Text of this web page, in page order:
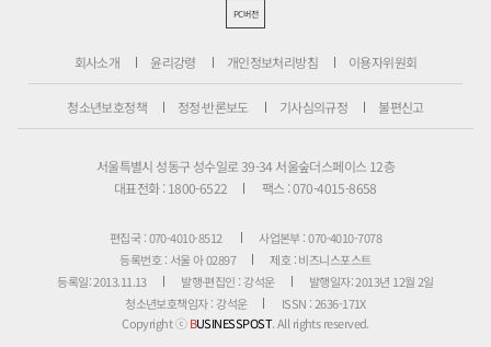
PC버전
회사소개 윤리강령 개인정보처리방침 이용자위원회
청소년보호정책 정정·반론보도 기사심의규정 불편신고
서울특별시 성동구 성수일로 39-34 서울숲더스페이스 12층
대표전화 : 1800-6522
팩스 : 070-4015-8658
편집국 : 070-4010-8512
사업본부 : 070-4010-7078
등록번호 : 서울 아 02897
제호 : 비즈니스포스트
등록일: 2013.11.13
발행·편집인 : 강석운
발행일자: 2013년 12월 2일
청소년보호책임자 : 강석운
ISSN : 2636-171X
Copyright ⓒBUSINESSPOST. All rights reserved.